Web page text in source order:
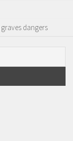
graves dangers